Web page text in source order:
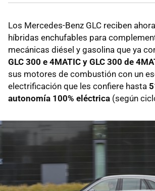
Los Mercedes-Benz GLC reciben
híbridas enchufables para
mecánicas diésel y gasolina que ya
GLC 300 e 4MATIC y GLC 300 de
sus motores de combustión con un
electrificación que les confiere hasta
autonomía 100% eléctrica (según